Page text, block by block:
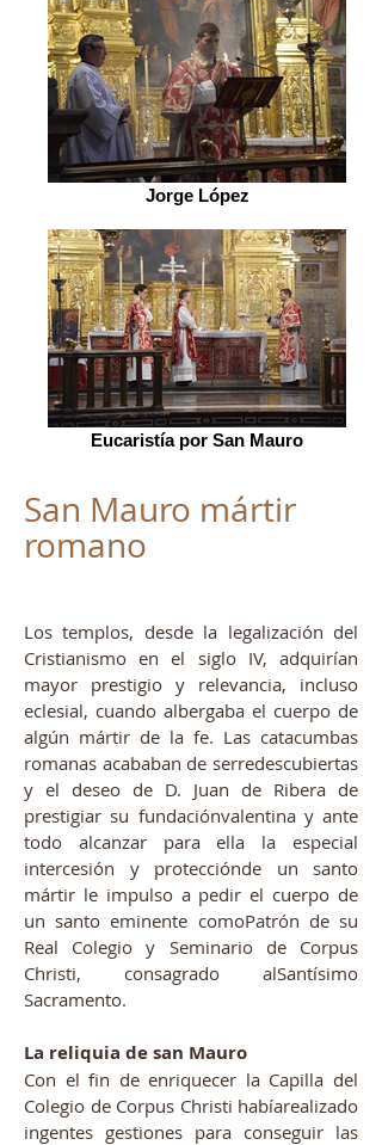
Jorge López
Eucaristía por San Mauro
San Mauro mártir
romano
Los templos, desde la legalización del
Cristianismo en el siglo IV, adquirían
mayor prestigio y relevancia, incluso
eclesial, cuando albergaba el cuerpo de
algún mártir de la fe. Las catacumbas
romanas acababan de serredescubiertas
y el deseo de D. Juan de Ribera de
prestigiar su fundaciónvalentina y ante
todo alcanzar para ella la especial
intercesión y protecciónde un santo
mártir le impulso a pedir el cuerpo de
un santo eminente comoPatrón de su
Real Colegio y Seminario de Corpus
Christi, consagrado alSantísimo
Sacramento.
La reliquia de san Mauro
Con el fin de enriquecer la Capilla del
Colegio de Corpus Christi habíarealizado
ingentes gestiones para conseguir las